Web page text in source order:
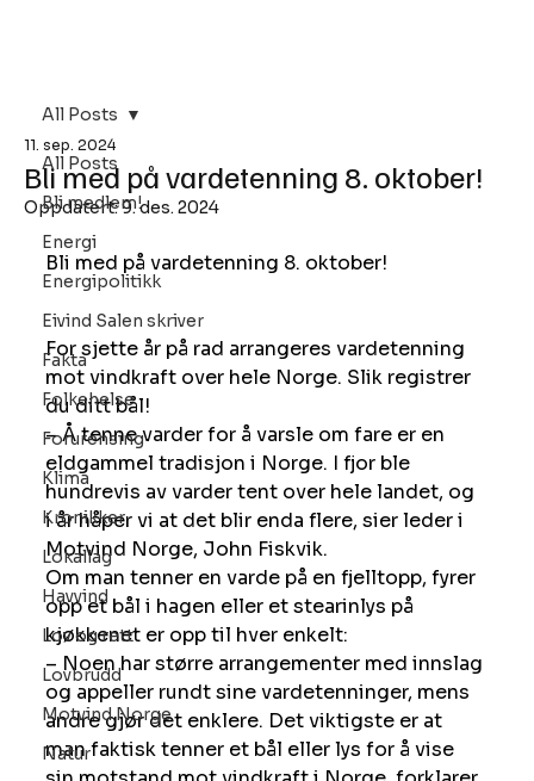
All Posts
Bli medlem!
Energi
Energipolitikk
Eivind Salen skriver
Fakta
Folkehelse
Forurensing
Klima
Kronikker
Lokallag
Havvind
Lov og rett
Lovbrudd
Motvind Norge
Natur
All Posts
Bli med på vardetenning 8. oktober!
11. sep. 2024
Oppdatert:9. des. 2024
Bli med på vardetenning 8. oktober!
For sjette år på rad arrangeres vardetenning
mot vindkraft over hele Norge. Slik registrer
du ditt bål!
– Å tenne varder for å varsle om fare er en
eldgammel tradisjon i Norge. I fjor ble
hundrevis av varder tent over hele landet, og
i år håper vi at det blir enda flere, sier leder i
Motvind Norge, John Fiskvik.
Om man tenner en varde på en fjelltopp, fyrer
opp et bål i hagen eller et stearinlys på
kjøkkenet er opp til hver enkelt:
– Noen har større arrangementer med innslag
og appeller rundt sine vardetenninger, mens
andre gjør det enklere. Det viktigste er at
man faktisk tenner et bål eller lys for å vise